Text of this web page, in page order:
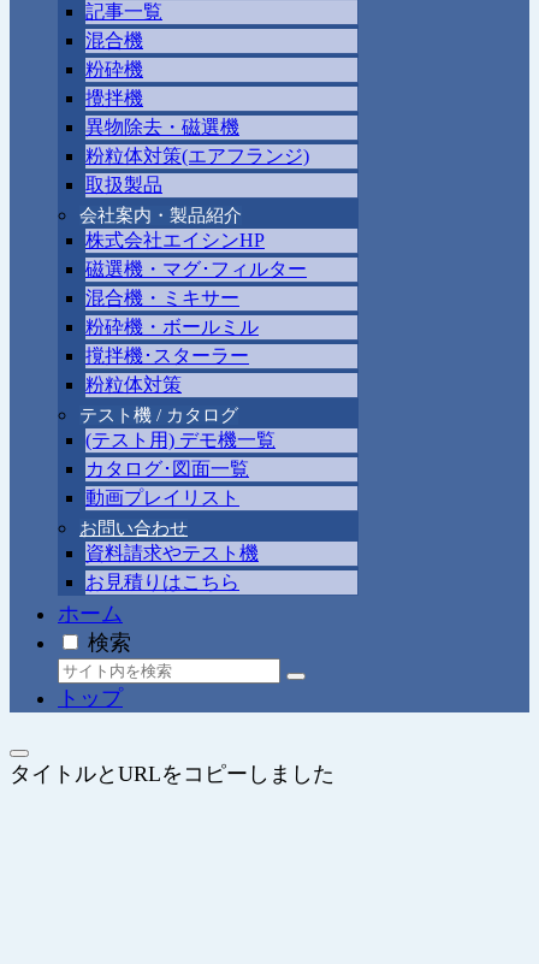
記事一覧
混合機
粉砕機
攪拌機
異物除去・磁選機
粉粒体対策(エアフランジ)
取扱製品
会社案内・製品紹介
株式会社エイシンHP
磁選機・マグ･フィルター
混合機・ミキサー
粉砕機・ボールミル
撹拌機･スターラー
粉粒体対策
テスト機 / カタログ
(テスト用) デモ機一覧
カタログ･図面一覧
動画プレイリスト
お問い合わせ
資料請求やテスト機
お見積りはこちら
ホーム
検索
トップ
タイトルとURLをコピーしました